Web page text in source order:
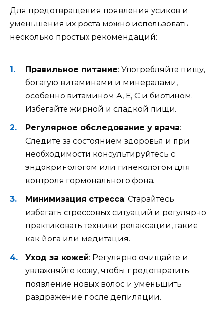
Для предотвращения появления усиков и
уменьшения их роста можно использовать
несколько простых рекомендаций:
Правильное питание: Употребляйте пищу,
богатую витаминами и минералами,
особенно витамином А, Е, С и биотином.
Избегайте жирной и сладкой пищи.
Регулярное обследование у врача:
Следите за состоянием здоровья и при
необходимости консультируйтесь с
эндокринологом или гинекологом для
контроля гормонального фона.
Минимизация стресса: Старайтесь
избегать стрессовых ситуаций и регулярно
практиковать техники релаксации, такие
как йога или медитация.
Уход за кожей: Регулярно очищайте и
увлажняйте кожу, чтобы предотвратить
появление новых волос и уменьшить
раздражение после депиляции.